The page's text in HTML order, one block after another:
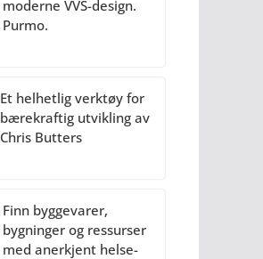
moderne VVS-design.
Purmo.
Et helhetlig verktøy for
bærekraftig utvikling av
Chris Butters
Finn byggevarer,
bygninger og ressurser
med anerkjent helse-